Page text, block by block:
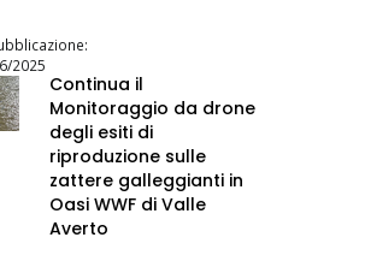
2025
Continua il
Monitoraggio da drone
degli esiti di
riproduzione sulle
zattere galleggianti in
Oasi WWF di Valle
Averto